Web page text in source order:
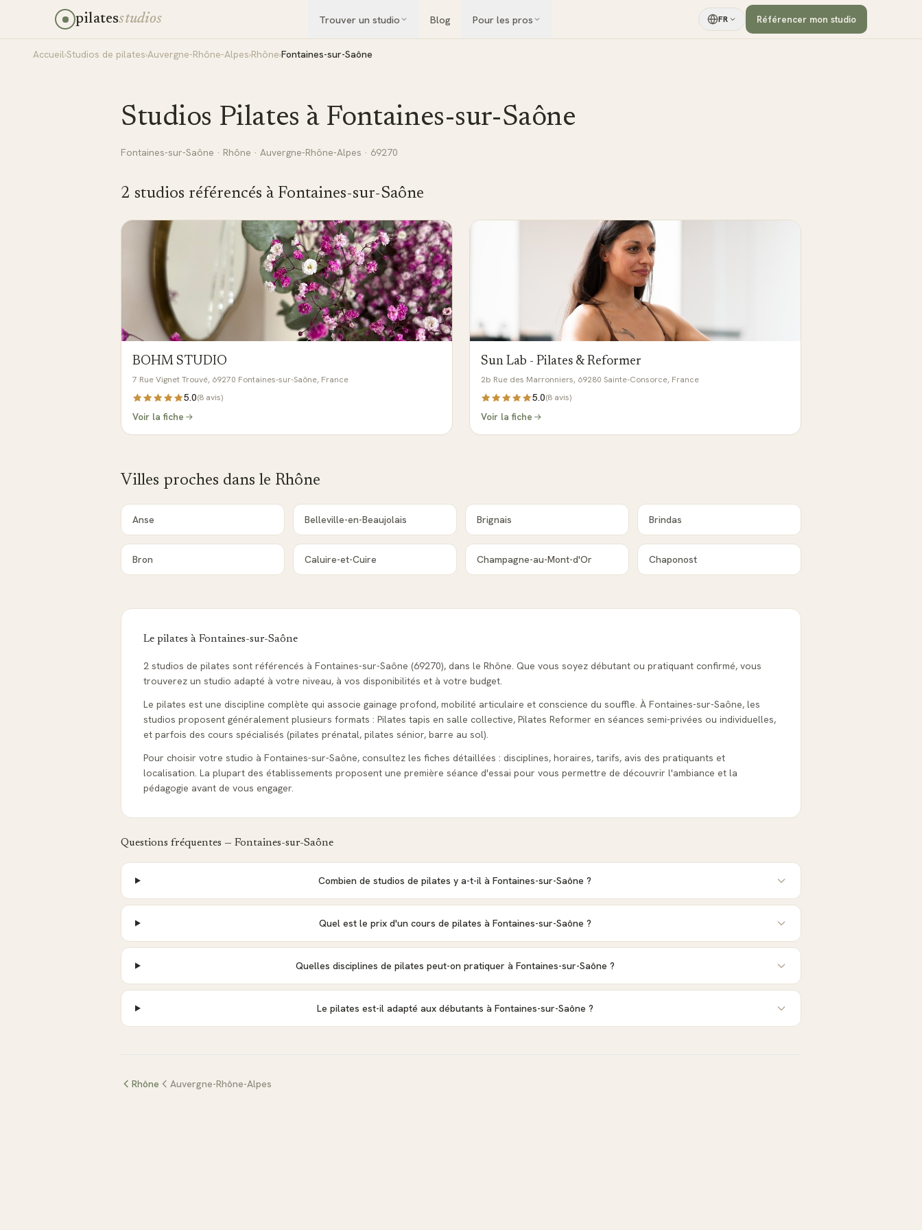
pilatesstudios Trouver un studio Blog Pour les pros FR Référencer mon studio
Accueil›Studios de pilates›Auvergne-Rhône-Alpes›Rhône›Fontaines-sur-Saône
Studios Pilates à Fontaines-sur-Saône
Fontaines-sur-Saône · Rhône · Auvergne-Rhône-Alpes · 69270
2 studios référencés à Fontaines-sur-Saône
BOHM STUDIO
7 Rue Vignet Trouvé, 69270 Fontaines-sur-Saône, France
5.0(8 avis)
Voir la fiche
Sun Lab - Pilates & Reformer
2b Rue des Marronniers, 69280 Sainte-Consorce, France
5.0(8 avis)
Voir la fiche
Villes proches dans le Rhône
Anse Belleville-en-Beaujolais Brignais Brindas
Bron Caluire-et-Cuire Champagne-au-Mont-d'Or Chaponost
Le pilates à Fontaines-sur-Saône
2 studios de pilates sont référencés à Fontaines-sur-Saône (69270), dans le Rhône. Que vous soyez débutant ou pratiquant confirmé, vous
trouverez un studio adapté à votre niveau, à vos disponibilités et à votre budget.
Le pilates est une discipline complète qui associe gainage profond, mobilité articulaire et conscience du souffle. À Fontaines-sur-Saône, les
studios proposent généralement plusieurs formats : Pilates tapis en salle collective, Pilates Reformer en séances semi-privées ou individuelles,
et parfois des cours spécialisés (pilates prénatal, pilates sénior, barre au sol).
Pour choisir votre studio à Fontaines-sur-Saône, consultez les fiches détaillées : disciplines, horaires, tarifs, avis des pratiquants et
localisation. La plupart des établissements proposent une première séance d'essai pour vous permettre de découvrir l'ambiance et la
pédagogie avant de vous engager.
Questions fréquentes — Fontaines-sur-Saône
Combien de studios de pilates y a-t-il à Fontaines-sur-Saône ?
Quel est le prix d'un cours de pilates à Fontaines-sur-Saône ?
Quelles disciplines de pilates peut-on pratiquer à Fontaines-sur-Saône ?
Le pilates est-il adapté aux débutants à Fontaines-sur-Saône ?
Rhône Auvergne-Rhône-Alpes